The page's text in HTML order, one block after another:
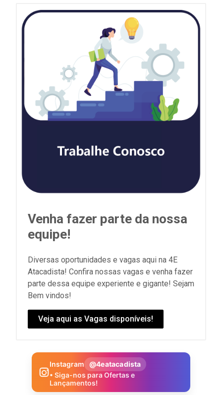
Venha fazer parte da nossa
equipe!
Diversas oportunidades e vagas aqui na 4E
Atacadista! Confira nossas vagas e venha fazer
parte dessa equipe experiente e gigante! Sejam
Bem vindos!
Veja aqui as Vagas disponíveis!
Instagram
@4eatacadista
• Siga-nos para Ofertas e
Lançamentos!